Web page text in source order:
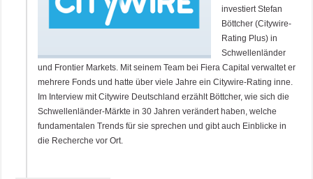
investiert Stefan
Böttcher (Citywire-
Rating Plus) in
Schwellenländer
und Frontier Markets. Mit seinem Team bei Fiera Capital verwaltet er
mehrere Fonds und hatte über viele Jahre ein Citywire-Rating inne.
Im Interview mit Citywire Deutschland erzählt Böttcher, wie sich die
Schwellenländer-Märkte in 30 Jahren verändert haben, welche
fundamentalen Trends für sie sprechen und gibt auch Einblicke in
die Recherche vor Ort.